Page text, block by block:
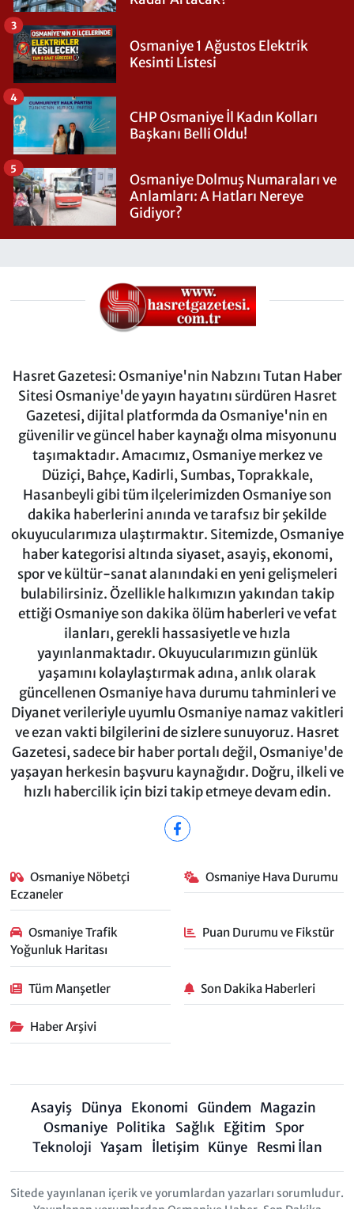
Osmaniye 1 Ağustos Elektrik
Kesinti Listesi
3
CHP Osmaniye İl Kadın Kolları
Başkanı Belli Oldu!
4
Osmaniye Dolmuş Numaraları ve
Anlamları: A Hatları Nereye
Gidiyor?
5
Hasret Gazetesi: Osmaniye'nin Nabzını Tutan Haber
Sitesi Osmaniye'de yayın hayatını sürdüren Hasret
Gazetesi, dijital platformda da Osmaniye'nin en
güvenilir ve güncel haber kaynağı olma misyonunu
taşımaktadır. Amacımız, Osmaniye merkez ve
Düziçi, Bahçe, Kadirli, Sumbas, Toprakkale,
Hasanbeyli gibi tüm ilçelerimizden Osmaniye son
dakika haberlerini anında ve tarafsız bir şekilde
okuyucularımıza ulaştırmaktır. Sitemizde, Osmaniye
haber kategorisi altında siyaset, asayiş, ekonomi,
spor ve kültür-sanat alanındaki en yeni gelişmeleri
bulabilirsiniz. Özellikle halkımızın yakından takip
ettiği Osmaniye son dakika ölüm haberleri ve vefat
ilanları, gerekli hassasiyetle ve hızla
yayınlanmaktadır. Okuyucularımızın günlük
yaşamını kolaylaştırmak adına, anlık olarak
güncellenen Osmaniye hava durumu tahminleri ve
Diyanet verileriyle uyumlu Osmaniye namaz vakitleri
ve ezan vakti bilgilerini de sizlere sunuyoruz. Hasret
Gazetesi, sadece bir haber portalı değil, Osmaniye'de
yaşayan herkesin başvuru kaynağıdır. Doğru, ilkeli ve
hızlı habercilik için bizi takip etmeye devam edin.
Osmaniye Nöbetçi
Eczaneler
Osmaniye Hava Durumu
Osmaniye Trafik
Yoğunluk Haritası
Puan Durumu ve Fikstür
Tüm Manşetler Son Dakika Haberleri
Haber Arşivi
Asayiş Dünya Ekonomi Gündem Magazin
Osmaniye Politika Sağlık Eğitim
Spor
Teknoloji Yaşam İletişim Künye Resmi İlan
Sitede yayınlanan içerik ve yorumlardan yazarları sorumludur.